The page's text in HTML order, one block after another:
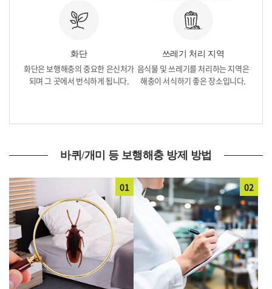
화단
화단은 보행해충의 중요한 은신처가
되며그 곳에서 번식하게 됩니다.
쓰레기 처리 지역
음식물 및 쓰레기를 처리하는 지역은
해충이 서식하기 좋은 장소입니다.
바퀴/개미 등 보행해충 방제 방법
01 02